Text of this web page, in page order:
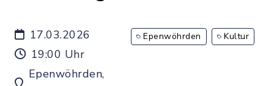
17.03.2026
19:00 Uhr
Epenwöhrden,
Epenwöhrden Kultur